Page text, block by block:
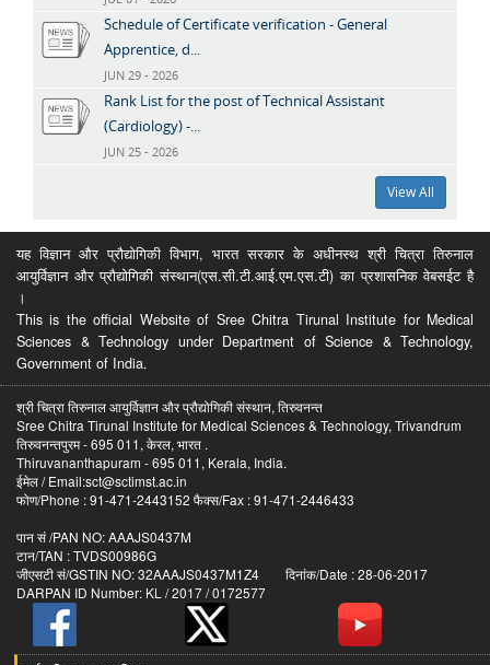
Schedule of Certificate verification - General
Apprentice, d...
JUN 29 - 2026
Rank List for the post of Technical Assistant
(Cardiology) -...
JUN 25 - 2026
View All
यह विज्ञान और प्रौद्योगिकी विभाग, भारत सरकार के अधीनस्थ श्री चित्रा तिरुनाल
आयुर्विज्ञान और प्रौद्योगिकी संस्थान(एस.सी.टी.आई.एम.एस.टी) का प्रशासनिक वेबसईट है
।
This is the official Website of Sree Chitra Tirunal Institute for Medical
Sciences & Technology under Department of Science & Technology,
Government of India.
श्री चित्रा तिरुनाल आयुर्विज्ञान और प्रौद्योगिकी संस्थान, तिरुवनन्त
Sree Chitra Tirunal Institute for Medical Sciences & Technology, Trivandrum
तिरुवनन्तपुरम - 695 011, केरल, भारत .
Thiruvananthapuram - 695 011, Kerala, India.
ईमेल / Email:sct@sctimst.ac.in
फोण/Phone : 91-471-2443152 फैक्स/Fax : 91-471-2446433
पान सं /PAN NO: AAAJS0437M
टान/TAN : TVDS00986G
जीएसटी सं/GSTIN NO: 32AAAJS0437M1Z4 दिनांक/Date : 28-06-2017
DARPAN ID Number: KL / 2017 / 0172577